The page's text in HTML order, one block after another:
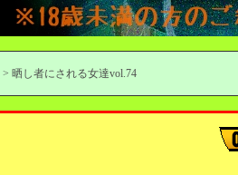
> 晒し者にされる女達vol.74